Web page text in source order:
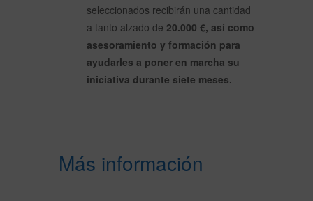
seleccionados recibirán una cantidad
a tanto alzado de 20.000 €, así como
asesoramiento y formación para
ayudarles a poner en marcha su
iniciativa durante siete meses.
Más información